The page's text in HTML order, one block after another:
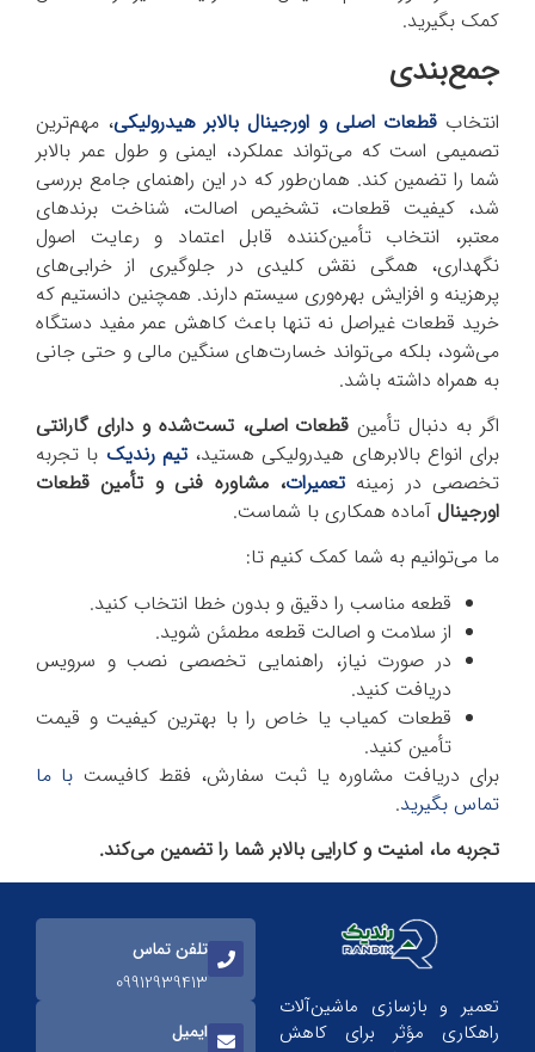
کمک بگیرید.
جمع‌بندی
انتخابقطعات اصلی و اورجینال بالابر هیدرولیکی، مهم‌ترین
تصمیمی است که می‌تواند عملکرد، ایمنی و طول عمر بالابر
شما را تضمین کند. همان‌طور که در این راهنمای جامع بررسی
شد، کیفیت قطعات، تشخیص اصالت، شناخت برندهای
معتبر، انتخاب تأمین‌کننده قابل اعتماد و رعایت اصول
نگهداری، همگی نقش کلیدی در جلوگیری از خرابی‌های
پرهزینه و افزایش بهره‌وری سیستم دارند. همچنین دانستیم که
خرید قطعات غیراصل نه تنها باعث کاهش عمر مفید دستگاه
می‌شود، بلکه می‌تواند خسارت‌های سنگین مالی و حتی جانی
به همراه داشته باشد.
اگر به دنبال تأمین قطعات اصلی، تست‌شده و دارای گارانتی
برای انواع بالابرهای هیدرولیکی هستید،تیم رندیک با تجربه
تخصصی در زمینهتعمیرات، مشاوره فنی و تأمین قطعات
اورجینال آماده همکاری با شماست.
ما می‌توانیم به شما کمک کنیم تا:
قطعه مناسب را دقیق و بدون خطا انتخاب کنید.
از سلامت و اصالت قطعه مطمئن شوید.
در صورت نیاز، راهنمایی تخصصی نصب و سرویس
دریافت کنید.
قطعات کمیاب یا خاص را با بهترین کیفیت و قیمت
تأمین کنید.
برای دریافت مشاوره یا ثبت سفارش، فقط کافیست با ما
تماس بگیرید.
تجربه ما، امنیت و کارایی بالابر شما را تضمین می‌کند.
تعمیر و بازسازی ماشین‌آلات
راهکاری مؤثر برای کاهش
تلفن تماس
09912939413
ایمیل